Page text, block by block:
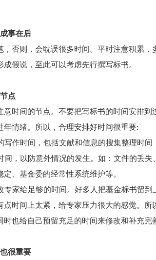
事在后
，否则，会耽误很多时间。平时注意积累，
成假说，至此可以考虑先行撰写标书。
点
意时间的节点。不要把写标书的时间安排到
年情绪。所以，合理安排好时间很重要:
写作时间，包括文献和信息的搜集整理时间
间，以防意外情况的发生。如：文件的丢
定、基金委的经常性系统维护等。
专家给足够的时间。好多人把基金标书留到
点时间上太紧，给专家压力很大的感觉。所
也给自己预留充足的时间来修改和补充完
很重要